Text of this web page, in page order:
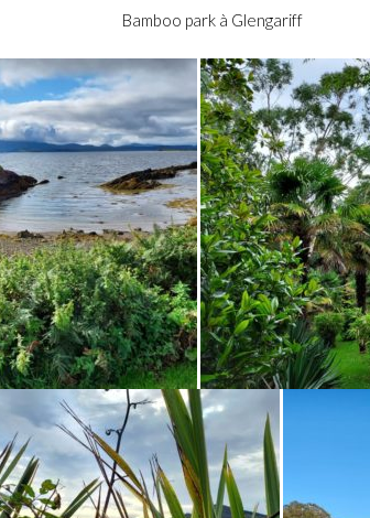
park à Glengariff